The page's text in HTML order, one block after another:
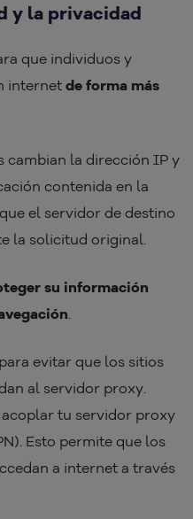
y la privacidad
que individuos y
internet de forma más
cambian la dirección IP y
contenida en la
el servidor de destino
la solicitud original.
su información
evitar que los sitios
al servidor proxy.
acoplar tu servidor proxy
Esto permite que los
a internet a través